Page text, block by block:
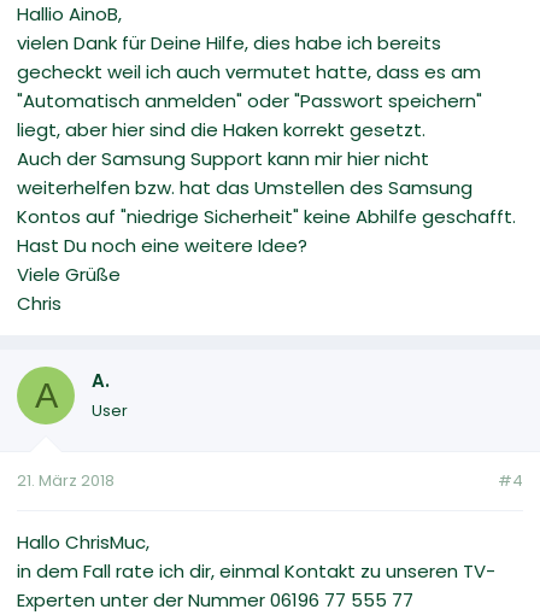
Hallio AinoB,
vielen Dank für Deine Hilfe, dies habe ich bereits
gecheckt weil ich auch vermutet hatte, dass es am
"Automatisch anmelden" oder "Passwort speichern"
liegt, aber hier sind die Haken korrekt gesetzt.
Auch der Samsung Support kann mir hier nicht
weiterhelfen bzw. hat das Umstellen des Samsung
Kontos auf "niedrige Sicherheit" keine Abhilfe geschafft.
Hast Du noch eine weitere Idee?
Viele Grüße
Chris
A A.
User
21. März 2018 #4
Hallo ChrisMuc,
in dem Fall rate ich dir, einmal Kontakt zu unseren TV-
Experten unter der Nummer 06196 77 555 77